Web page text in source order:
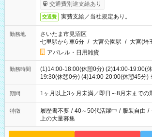
交通費別途支給あり
交通費 実費支給／当社規定あり。
勤務地
さいたま市見沼区
七里駅から車6分 / 大宮公園駅 / 大宮(埼
アパレル・日用雑貨
勤務時間
(1)14:00-18:00(休憩0分) (2)14:00-19:00(
19:30(休憩0分) (4)14:00-20:00(休憩45分)
ます
期間 1ヶ月以上3ヶ月未満／即日～8月末までの
特徴 履歴書不要 / 40～50代活躍中 / 服装自由 /
上の大量募集